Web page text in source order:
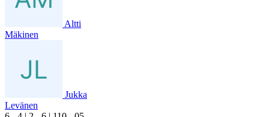
Altti
Mäkinen
Jukka
Levänen